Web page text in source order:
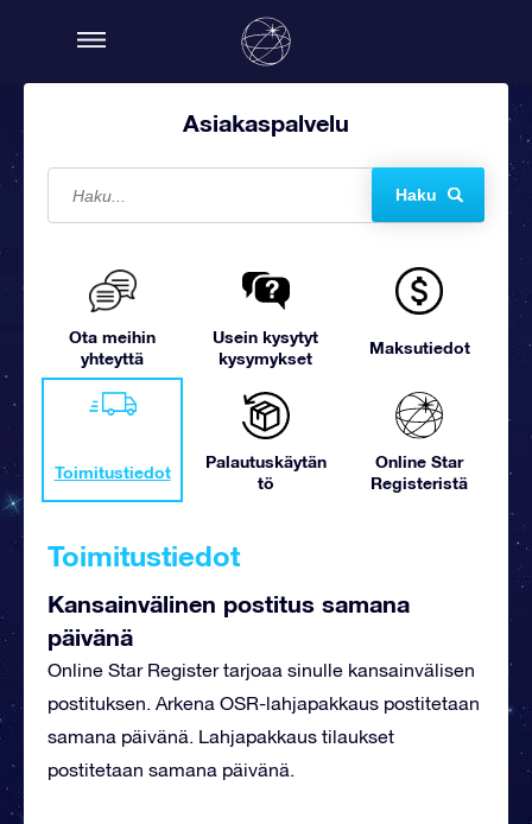
Asiakaspalvelu
Haku
Ota meihin
yhteyttä
Usein kysytyt
kysymykset
Maksutiedot
Toimitustiedot
Palautuskäytän
tö
Online Star
Registeristä
Toimitustiedot
Kansainvälinen postitus samana
päivänä
Online Star Register tarjoaa sinulle kansainvälisen
postituksen. Arkena OSR-lahjapakkaus postitetaan
samana päivänä. Lahjapakkaus tilaukset
postitetaan samana päivänä.